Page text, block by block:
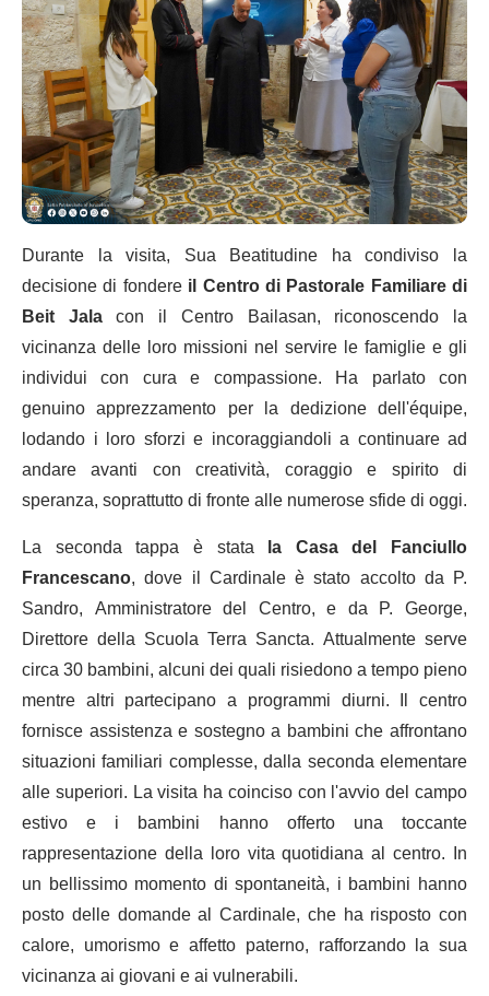
Durante la visita, Sua Beatitudine ha condiviso la
decisione di fondereil Centro di Pastorale Familiare di
Beit Jalacon il Centro Bailasan, riconoscendo la
vicinanza delle loro missioni nel servire le famiglie e gli
individui con cura e compassione. Ha parlato con
genuino apprezzamento per la dedizione dell'équipe,
lodando i loro sforzi e incoraggiandoli a continuare ad
andare avanti con creatività, coraggio e spirito di
speranza, soprattutto di fronte alle numerose sfide di oggi.
La seconda tappa è stata la Casa del Fanciullo
Francescano, dove il Cardinale è stato accolto da P.
Sandro, Amministratore del Centro, e da P. George,
Direttore della Scuola Terra Sancta. Attualmente serve
circa 30 bambini, alcuni dei quali risiedono a tempo pieno
mentre altri partecipano a programmi diurni. Il centro
fornisce assistenza e sostegno a bambini che affrontano
situazioni familiari complesse, dalla seconda elementare
alle superiori. La visita ha coinciso con l'avvio del campo
estivo e i bambini hanno offerto una toccante
rappresentazione della loro vita quotidiana al centro. In
un bellissimo momento di spontaneità, i bambini hanno
posto delle domande al Cardinale, che ha risposto con
calore, umorismo e affetto paterno, rafforzando la sua
vicinanza ai giovani e ai vulnerabili.